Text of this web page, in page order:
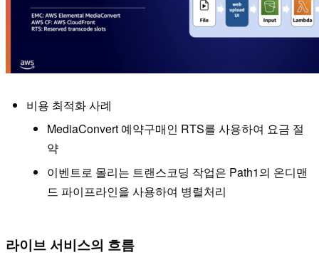
비용 최적화 사례
MediaConvert 예약구매인 RTS를 사용하여 요금 절
약
이벤트로 몰리는 트랜스코딩 작업은 Path1의 온디맨
드 파이프라인을 사용하여 병렬처리
라이브 서비스의 흐름